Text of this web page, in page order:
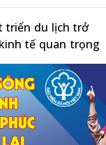
triển du lịch trở
tế quan trọng